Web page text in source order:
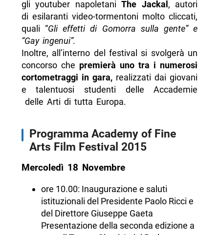
gli youtuber napoletaniThe Jackal , autori
di esilaranti video-tormentoni molto cliccati,
quali “Gli effetti di Gomorra sulla gente” e
“Gay ingenui”.
Inoltre, all’interno del festival si svolgerà un
concorso che premierà uno tra i numerosi
cortometraggi in gara,realizzati dai giovani
e talentuosi studenti delle Accademie
delle Arti di tutta Europa.
Programma Academy of Fine
Arts Film Festival 2015
Mercoledì 18 Novembre
ore 10.00: Inaugurazione e saluti
istituzionali del Presidente Paolo Ricci e
del Direttore Giuseppe Gaeta
Presentazione della seconda edizione a